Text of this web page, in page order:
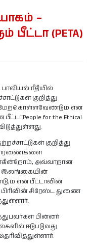
–
(PETA)
ரீதியில்
குறித்து
என
for the Ethical
குறித்து
அவ்வாறான
இலங்கையின்
என பீட்டாவின்
சிரேஸ்ட துணை
பின்னர்
ஈடுபடுவது